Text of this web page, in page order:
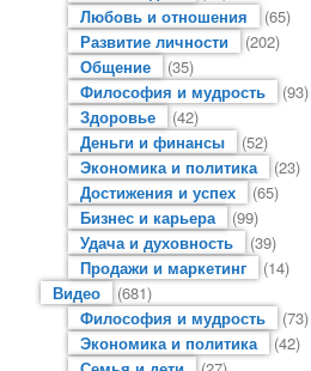
Любовь и отношения
(65)
Развитие личности
(202)
Общение
(35)
Философия и мудрость
(93)
Здоровье
(42)
Деньги и финансы
(52)
Экономика и политика
(23)
Достижения и успех
(65)
Бизнес и карьера
(99)
Удача и духовность
(39)
Продажи и маркетинг
(14)
Видео
(681)
Философия и мудрость
(73)
Экономика и политика
(42)